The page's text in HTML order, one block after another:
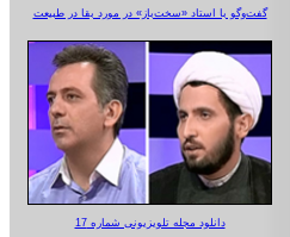
گفت‌وگو با استاد «سخت‌باز» در مورد بقا در طبیعت
دانلود مجله تلویزیونی شماره 17